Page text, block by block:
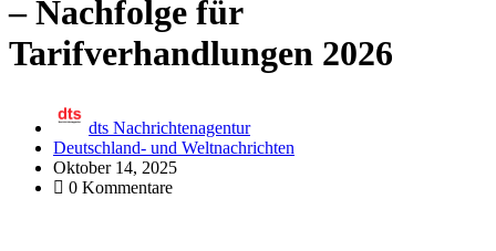
– Nachfolge für
Tarifverhandlungen 2026
dts Nachrichtenagentur
Deutschland- und Weltnachrichten
Oktober 14, 2025
0 Kommentare